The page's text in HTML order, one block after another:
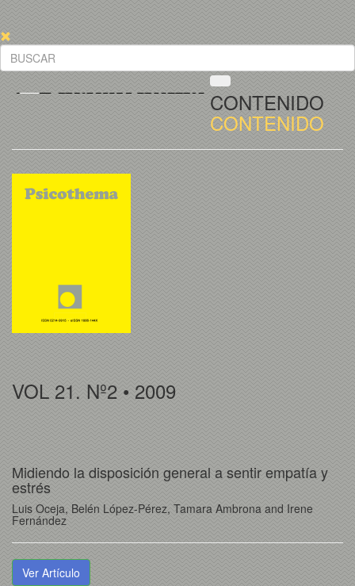
CONTENIDO
CONTENIDO
VOL 21. Nº2 • 2009
Midiendo la disposición general a sentir empatía y
estrés
Luis Oceja, Belén López-Pérez, Tamara Ambrona and Irene
Fernández
Ver Artículo